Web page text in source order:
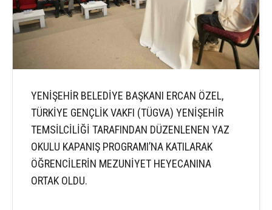
YENİŞEHİR BELEDİYE BAŞKANI ERCAN ÖZEL,
TÜRKİYE GENÇLİK VAKFI (TÜGVA) YENİŞEHİR
TEMSİLCİLİĞİ TARAFINDAN DÜZENLENEN YAZ
OKULU KAPANIŞ PROGRAMI’NA KATILARAK
ÖĞRENCİLERİN MEZUNİYET HEYECANINA
ORTAK OLDU.